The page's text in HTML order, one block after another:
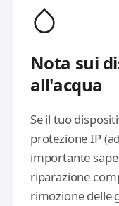
Nota sui
all'acqua
Se il tuo
protezione IP
importante
riparazione
rimozione delle